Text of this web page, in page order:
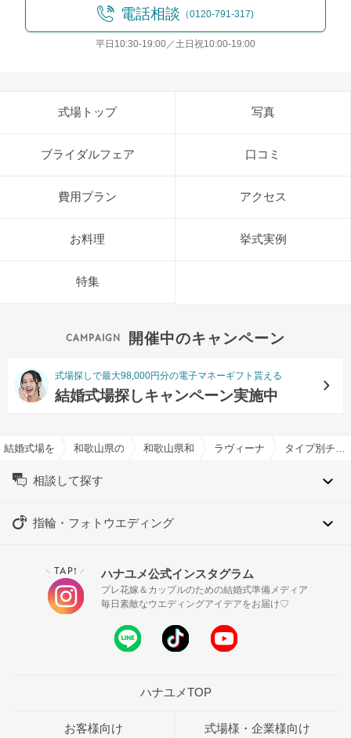
電話相談 （0120-791-317)
平日10:30-19:00／土日祝10:00-19:00
式場トップ 写真
ブライダルフェア 口コミ
費用プラン アクセス
お料理 挙式実例
特集
開催中のキャンペーン
式場探しで最大98,000円分の電子マネーギフト貰える
結婚式場探しキャンペーン実施中
結婚式場を探すならハナユメ和歌山県の結婚式場一覧和歌山県和歌山市の結婚式場一覧
ラヴィーナ和歌山で結婚式
相談して探す
指輪・フォトウエディング
＼ TAP! ／ ハナユメ公式インスタグラム
プレ花嫁＆カップルのための結婚式準備メディア
毎日素敵なウエディングアイデアをお届け♡
ハナユメTOP
お客様向け 式場様・企業様向け